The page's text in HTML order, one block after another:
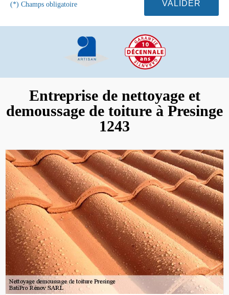
(*) Champs obligatoire
Entreprise de nettoyage et
demoussage de toiture à Presinge
1243